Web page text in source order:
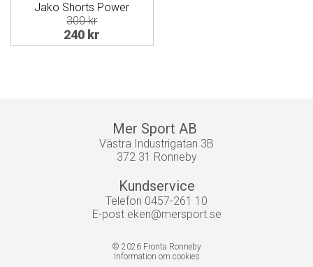
Jako Shorts Power
300 kr
240 kr
Mer Sport AB
Västra Industrigatan 3B
372 31 Ronneby
Kundservice
Telefon 0457-261 10
E-post eken@mersport.se
© 2026 Fronta Ronneby
Information om cookies